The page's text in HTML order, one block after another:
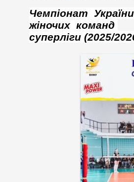
Чемпіонат
жіночих команд
суперліги (2025/